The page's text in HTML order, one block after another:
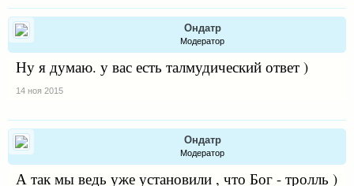
Ондатр
Модератор
Ну я думаю. у вас есть талмудический ответ )
14 ноя 2015
Ондатр
Модератор
А так мы ведь уже установили , что Бог - тролль )